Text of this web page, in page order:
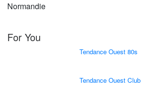
Normandie
For You
Tendance Ouest 80s
Tendance Ouest Club